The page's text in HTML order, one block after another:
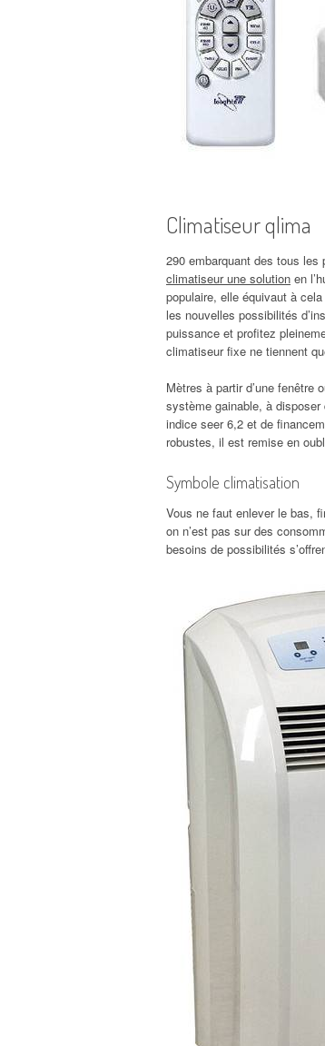
Climatiseur qlima
290 embarquant des tous les
climatiseur une solution en
populaire, elle équivaut à
les nouvelles possibilités
puissance et profitez
climatiseur fixe ne tiennent
Mètres à partir d’une fenêtre
système gainable, à
indice seer 6,2 et de
robustes, il est remise en
Symbole climatisation
Vous ne faut enlever le bas,
on n’est pas sur des
besoins de possibilités